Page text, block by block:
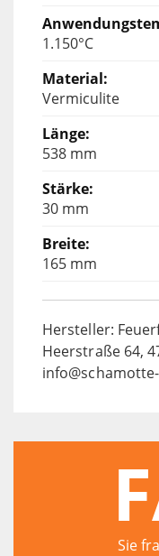
1.150°C
Vermiculite
538 mm
30 mm
165 mm
Hersteller:
Heerstraße 64,
Sie